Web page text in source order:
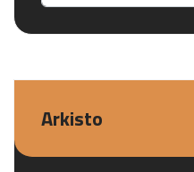
Arkisto